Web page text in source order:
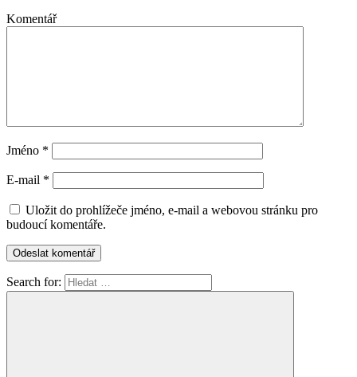
Komentář
Jméno *
E-mail *
Uložit do prohlížeče jméno, e-mail a webovou stránku pro
budoucí komentáře.
Search for: